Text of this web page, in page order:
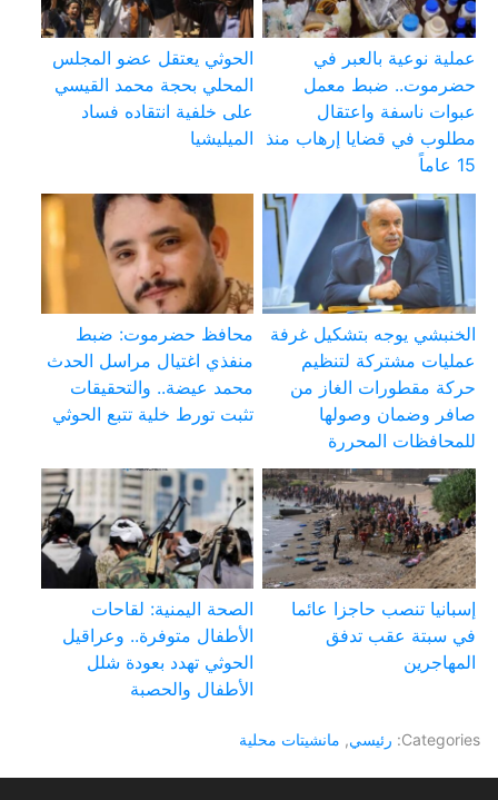
عملية نوعية بالعبر في
حضرموت.. ضبط معمل
عبوات ناسفة واعتقال
مطلوب في قضايا إرهاب منذ
15 عاماً
الحوثي يعتقل عضو المجلس
المحلي بحجة محمد القيسي
على خلفية انتقاده فساد
الميليشيا
الخنبشي يوجه بتشكيل غرفة
عمليات مشتركة لتنظيم
حركة مقطورات الغاز من
صافر وضمان وصولها
للمحافظات المحررة
محافظ حضرموت: ضبط
منفذي اغتيال مراسل الحدث
محمد عيضة.. والتحقيقات
تثبت تورط خلية تتبع الحوثي
إسبانيا تنصب حاجزا عائما
في سبتة عقب تدفق
المهاجرين
الصحة اليمنية: لقاحات
الأطفال متوفرة.. وعراقيل
الحوثي تهدد بعودة شلل
الأطفال والحصبة
Categories: رئيسي, مانشيتات محلية